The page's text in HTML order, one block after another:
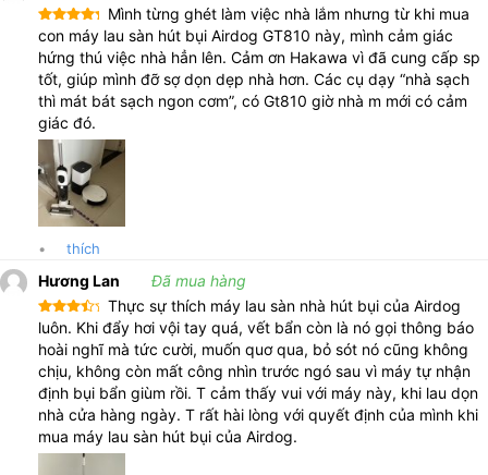
thiết kế cải tiến, với vô số chức năng tích hợp thông minh như hệ
thống màn hình hiển thị trực quan trang thái sạc, trạng thái hoạt
động, cùng chức năng giọng nói bằng tiếng việt. Phù hợp với bất
cứ đối tượng nào, từ người lớn tuổi đến các cô chú giúp việc, chị
em nội trợ, đến cả những cánh đàn ông đều có thể giúp vợ đảm
đương việc nhà.
Chính sách bảo hành Máy hút bụi lau nhà Airdog
GT810 an tâm, tin cậy
Không dừng lại ở đó, chọn mua
khách hàng còn nhận được chính sách bảo hành đi kèm có lợi
nhất, những chính sách này chính là điều mà Airdog muốn gửi
trao đến quý khách thân thương, giúp mang lại sự an tâm đến
quý khách trong suốt quá trình sử dụng.
Bảo hành lên đến 12 tháng, thủ tục bảo hành nhanh chóng,
tiện lợi.
Bao đổi trả trong 30 ngày – 1 đổi 1 miễn phí nếu gặp lỗi từ nhà
sản xuất
Được xếp
hạng 5 5
sao
Mình từng ghét làm việc nhà lắm nhưng từ khi mua
con máy lau sàn hút bụi Airdog GT810 này, mình cảm giác
hứng thú việc nhà hẳn lên. Cảm ơn Hakawa vì đã cung cấp sp
tốt, giúp mình đỡ sợ dọn dẹp nhà hơn. Các cụ dạy “nhà sạch
thì mát bát sạch ngon cơm”, có Gt810 giờ nhà m mới có cảm
giác đó.
• thích
Hương Lan Đã mua hàng
Được
xếp
hạng 4
5 sao
Thực sự thích máy lau sàn nhà hút bụi của Airdog
luôn. Khi đẩy hơi vội tay quá, vết bẩn còn là nó gọi thông báo
hoài nghĩ mà tức cười, muốn quơ qua, bỏ sót nó cũng không
chịu, không còn mất công nhìn trước ngó sau vì máy tự nhận
định bụi bẩn giùm rồi. T cảm thấy vui với máy này, khi lau dọn
nhà cửa hàng ngày. T rất hài lòng với quyết định của mình khi
mua máy lau sàn hút bụi của Airdog.